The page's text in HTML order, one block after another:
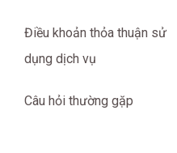
Điều khoản thỏa thuận sử
dụng dịch vụ
Câu hỏi thường gặp